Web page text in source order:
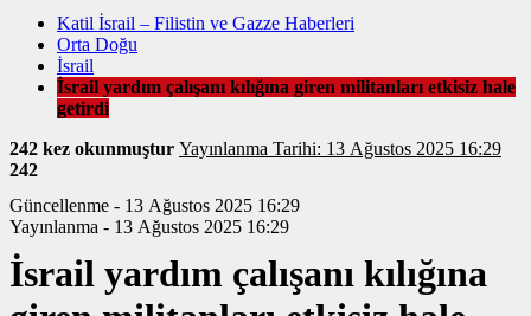
Katil İsrail – Filistin ve Gazze Haberleri
Orta Doğu
İsrail
İsrail yardım çalışanı kılığına giren militanları etkisiz hale
getirdi
242 kez okunmuştur
Yayınlanma Tarihi: 13 Ağustos 2025 16:29
242
Güncellenme - 13 Ağustos 2025 16:29
Yayınlanma - 13 Ağustos 2025 16:29
İsrail yardım çalışanı kılığına